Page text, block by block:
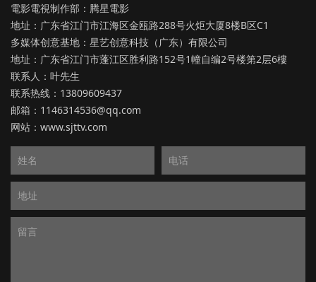
電影電視制作部：腾星電影
地址：广东省江门市江海区金瓯路288号火炬大厦8楼B区C1
多媒体创意基地：星艺创意科技（广东）有限公司
地址：广东省江门市蓬江区胜利路152号1幢自编2号楼第2层6樓
联系人：叶先生
联系热线：13809609437
邮箱：1146314536@qq.com
网站： www.sjttv.com